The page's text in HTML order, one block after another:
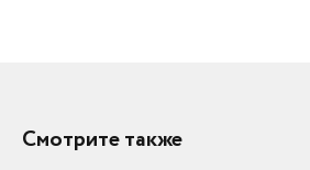
Смотрите также